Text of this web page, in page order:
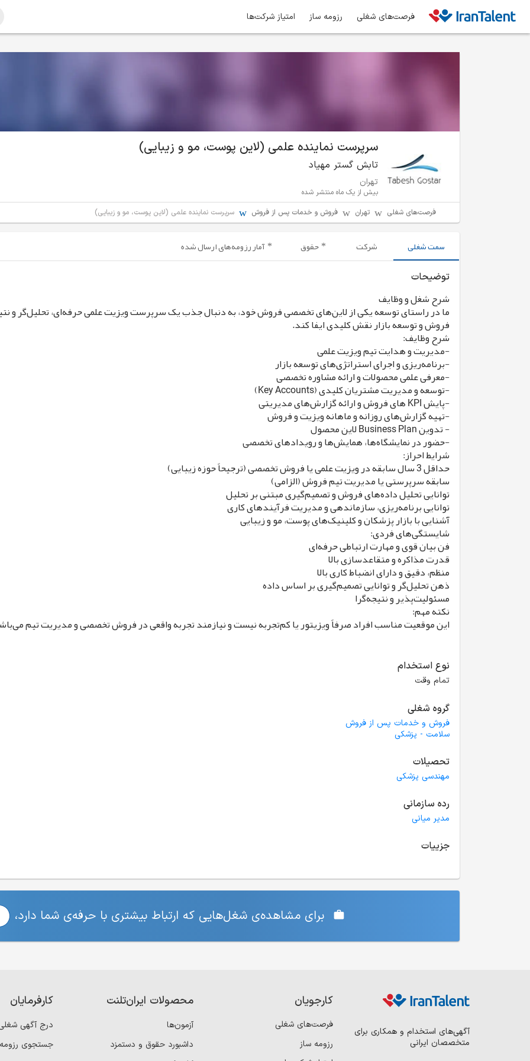
فرصت‌های شغلی رزومه ساز امتیاز شرکت‌ها
سرپرست نماینده علمی (لاین پوست، مو و زیبایی)
تابش گستر مهیاد
تهران
بیش از یک ماه منتشر شده
فرصت‌های شغلی
تهران فروش و خدمات پس از فروش سرپرست نماینده علمی (لاین پوست، مو و زیبایی)
سمت شغلی شرکت حقوق آمار رزومه‌های ارسال شده
توضیحات
شرح شغل و وظایف
ما در راستای توسعه یکی از لاین‌های تخصصی فروش خود، به دنبال جذب یک سرپرست ویزیت علمی حرفه‌ای، تحلیل‌گر و
فروش و توسعه بازار نقش کلیدی ایفا کند.
شرح وظایف:
-مدیریت و هدایت تیم ویزیت علمی
-برنامه‌ریزی و اجرای استراتژی‌های توسعه بازار
-معرفی علمی محصولات و ارائه مشاوره تخصصی
-توسعه و مدیریت مشتریان کلیدی (Key Accounts)
-پایش KPI های فروش و ارائه گزارش‌های مدیریتی
-تهیه گزارش‌های روزانه و ماهانه ویزیت و فروش
- تدوین Business Plan لاین محصول
-حضور در نمایشگاه‌ها، همایش‌ها و رویدادهای تخصصی
شرایط احراز:
حداقل 3 سال سابقه در ویزیت علمی یا فروش تخصصی (ترجیحاً حوزه زیبایی)
سابقه سرپرستی یا مدیریت تیم فروش (الزامی)
توانایی تحلیل داده‌های فروش و تصمیم‌گیری مبتنی بر تحلیل
توانایی برنامه‌ریزی، سازماندهی و مدیریت فرآیندهای کاری
آشنایی با بازار پزشکان و کلینیک‌های پوست، مو و زیبایی
شایستگی‌های فردی:
فن بیان قوی و مهارت ارتباطی حرفه‌ای
قدرت مذاکره و متقاعدسازی بالا
منظم، دقیق و دارای انضباط کاری بالا
ذهن تحلیل‌گر و توانایی تصمیم‌گیری بر اساس داده
مسئولیت‌پذیر و نتیجه‌گرا
نکته مهم:
این موقعیت مناسب افراد صرفاً ویزیتور یا کم‌تجربه نیست و نیازمند تجربه واقعی در فروش تخصصی و مدیریت تیم
نوع استخدام
تمام وقت
گروه شغلی
فروش و خدمات پس از فروش
سلامت - پزشکی
تحصیلات
مهندسی پزشکی
رده سازمانی
مدیر میانی
جزییات
برای مشاهده‌ی شغل‌هایی که ارتباط بیشتری با حرفه‌ی شما دارد،
آگهی‌های استخدام و همکاری برای
متخصصان ایرانی
کارجویان
فرصت‌های شغلی
رزومه ساز
محصولات ایران‌تلنت
آزمون‌ها
داشبورد حقوق و دستمزد
کارفرمایان
درج آگهی
جستجوی رزومه